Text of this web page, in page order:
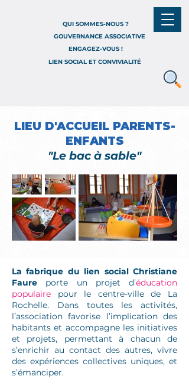
QUI SOMMES-NOUS ?
GOUVERNANCE ASSOCIATIVE
ENGAGEZ-VOUS !
LIEN SOCIAL ET CONVIVIALITÉ
LIEU D'ACCUEIL PARENTS-
ENFANTS
"Le bac à sable"
La fabrique du lien social Christiane
Faure porte un projet d’éducation
populaire pour le centre-ville de La
Rochelle. Dans toutes les activités,
l’association favorise l’implication des
habitants et accompagne les initiatives
et projets, permettant à chacun de
s’enrichir au contact des autres, vivre
des expériences collectives uniques, et
s’émanciper.